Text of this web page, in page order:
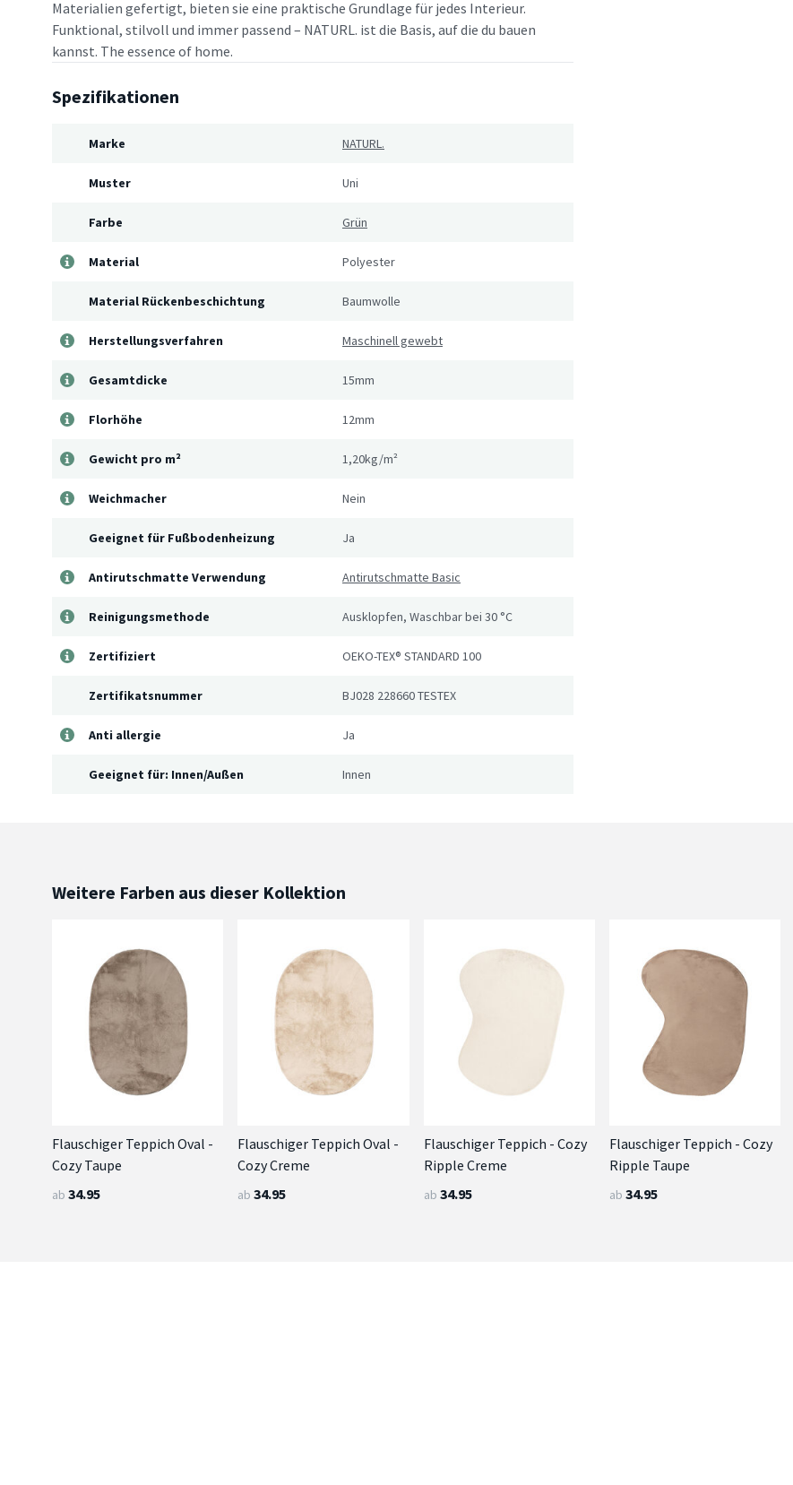
Materialien gefertigt, bieten sie eine praktische Grundlage für jedes Interieur.
Funktional, stilvoll und immer passend – NATURL. ist die Basis, auf die du bauen
kannst. The essence of home.
Spezifikationen
Marke NATURL.
Muster Uni
Farbe Grün
Material Polyester
Material Rückenbeschichtung Baumwolle
Herstellungsverfahren Maschinell gewebt
Gesamtdicke 15mm
Florhöhe 12mm
Gewicht pro m² 1,20kg/m²
Weichmacher Nein
Geeignet für Fußbodenheizung Ja
Antirutschmatte Verwendung Antirutschmatte Basic
Reinigungsmethode Ausklopfen, Waschbar bei 30 °C
Zertifiziert OEKO-TEX® STANDARD 100
Zertifikatsnummer BJ028 228660 TESTEX
Anti allergie Ja
Geeignet für: Innen/Außen Innen
Weitere Farben aus dieser Kollektion
Flauschiger Teppich Oval -
Cozy Taupe
ab 34.95
Flauschiger Teppich Oval -
Cozy Creme
ab 34.95
Flauschiger Teppich - Cozy
Ripple Creme
ab 34.95
Flauschiger Teppich - Cozy
Ripple Taupe
ab 34.95